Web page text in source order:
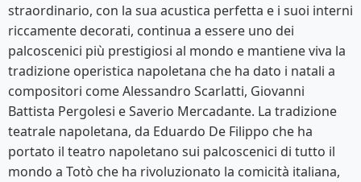
straordinario, con la sua acustica perfetta e i suoi interni
riccamente decorati, continua a essere uno dei
palcoscenici più prestigiosi al mondo e mantiene viva la
tradizione operistica napoletana che ha dato i natali a
compositori come Alessandro Scarlatti, Giovanni
Battista Pergolesi e Saverio Mercadante. La tradizione
teatrale napoletana, da Eduardo De Filippo che ha
portato il teatro napoletano sui palcoscenici di tutto il
mondo a Totò che ha rivoluzionato la comicità italiana,